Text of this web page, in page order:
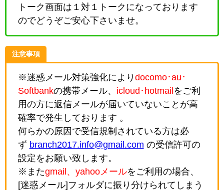
トーク画面は１対１トークになっております
のでどうぞご安心下さいませ。
注意事項
※迷惑メール対策強化により docomo･au･
Softbankの携帯メール、 icloud･hotmail をご利
用の方に返信メールが届いていないことが高
確率で発生しております 。
何らかの原因で受信規制されている方は必
ず branch2017.info@gmail.com の受信許可の
設定をお願い致します。
※またgmail、yahooメールをご利用の場合、
[迷惑メール]フォルダに振り分けられてしまう